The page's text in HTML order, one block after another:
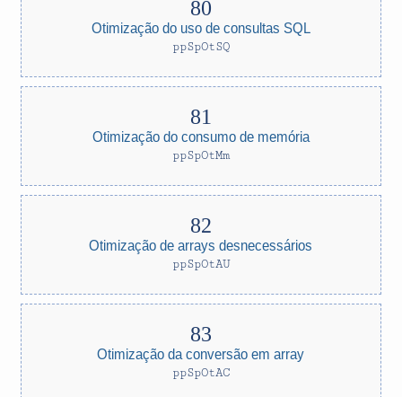
Otimização do uso de consultas SQL
ppSpOtSQ
Otimização do consumo de memória
ppSpOtMm
Otimização de arrays desnecessários
ppSpOtAU
Otimização da conversão em array
ppSpOtAC